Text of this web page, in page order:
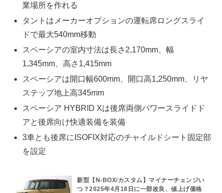
業場所を作れる
タントはメーカーオプションの運転席ロングスライ
ドで最大540mm移動
スペーシアの室内寸法は長さ2,170mm、幅
1,345mm、高さ1,415mm
スペーシアは開口幅600mm、開口高1,250mm、リヤ
ステップ地上高345mm
スペーシア HYBRID Xは後席両側パワースライドド
アと後席向け快適装備を装備
3車とも後席にISOFIX対応のチャイルドシート固定部
を設定
新型【N-BOX/カスタム】マイナーチェンジい
つ？2025年4月18日に一部改良、値上げ価格